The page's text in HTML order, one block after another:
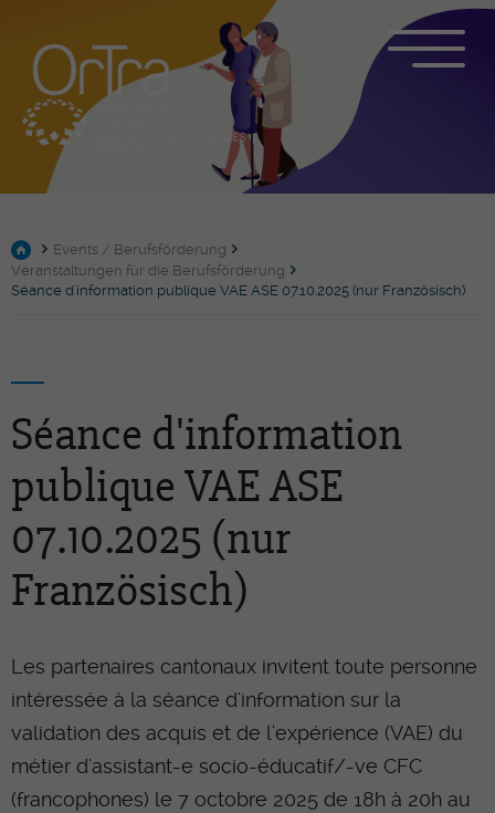
Events / Berufsförderung
Veranstaltungen für die Berufsförderung
Séance d'information publique VAE ASE 07.10.2025 (nur Französisch)
Séance d'information
publique VAE ASE
07.10.2025 (nur
Französisch)
Les partenaires cantonaux invitent toute personne
intéressée à la séance d'information sur la
validation des acquis et de l'expérience (VAE) du
métier d'assistant-e socio-éducatif/-ve CFC
(francophones) le 7 octobre 2025 de 18h à 20h au